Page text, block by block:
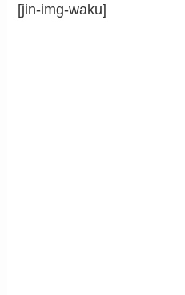
[jin-img-waku]